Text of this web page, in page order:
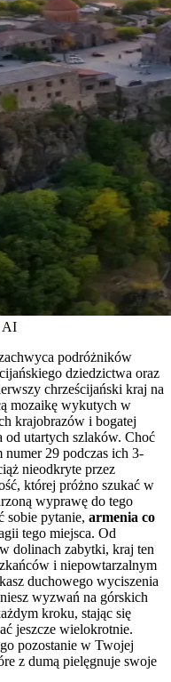
AI
podróżników
dziedzictwa oraz
chrześcijański kraj na
mozaikę wykutych w
krajobrazów i bogatej
od utartych szlaków. Choć
numer 29 podczas ich 3-
nieodkryte przez
której próżno szukać w
wyprawę do tego
sobie pytanie, armenia co
tego miejsca. Od
dolinach zabytki, kraj ten
i niepowtarzalnym
duchowego wyciszenia
wyzwań na górskich
kroku, stając się
jeszcze wielokrotnie.
pozostanie w Twojej
z dumą pielęgnuje swoje